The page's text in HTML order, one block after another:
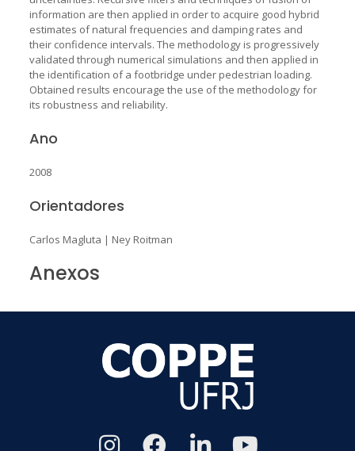
information are then applied in order to acquire good hybrid
estimates of natural frequencies and damping rates and
their confidence intervals. The methodology is progressively
validated through numerical simulations and then applied in
the identification of a footbridge under pedestrian loading.
Obtained results encourage the use of the methodology for
its robustness and reliability.
Ano
2008
Orientadores
Carlos Magluta | Ney Roitman
Anexos